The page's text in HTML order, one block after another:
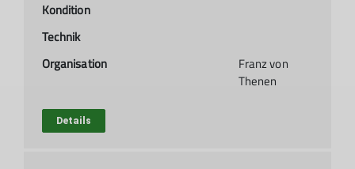
Kondition
Technik
Organisation
Franz von
Thenen
Details